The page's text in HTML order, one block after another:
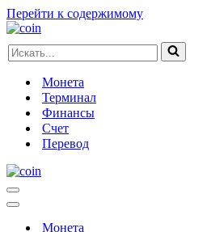
Перейти к содержимому
Искать...
Монета
Терминал
Финансы
Счет
Перевод
Меню
навигации
Меню
навигацииМонета